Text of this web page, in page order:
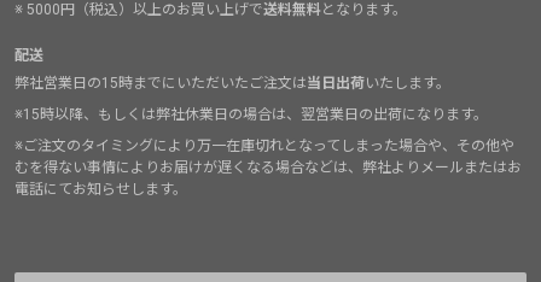
※ 5000円（税込）以上のお買い上げで送料無料となります。
配送
弊社営業日の15時までにいただいたご注文は当日出荷いたします。
※15時以降、もしくは弊社休業日の場合は、翌営業日の出荷になります。
※ご注文のタイミングにより万一在庫切れとなってしまった場合や、その他や
むを得ない事情によりお届けが遅くなる場合などは、弊社よりメールまたはお
電話にてお知らせします。